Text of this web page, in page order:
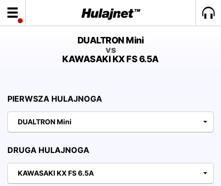
DUALTRON Mini
vs
KAWASAKI KX FS 6.5A
PIERWSZA HULAJNOGA
DUALTRON Mini
DRUGA HULAJNOGA
KAWASAKI KX FS 6.5A